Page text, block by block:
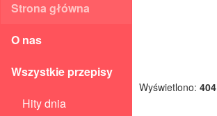
Strona główna
O nas
Wszystkie przepisy
Hity dnia
Wyświetlono: 404